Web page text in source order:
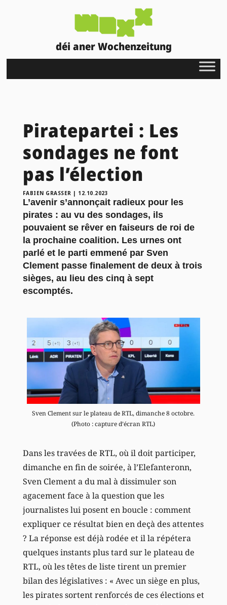
déi aner Wochenzeitung
Piratepartei : Les
sondages ne font
pas l’élection
FABIEN GRASSER | 12.10.2023
L’avenir s’annonçait radieux pour les
pirates : au vu des sondages, ils
pouvaient se rêver en faiseurs de roi de
la prochaine coalition. Les urnes ont
parlé et le parti emmené par Sven
Clement passe finalement de deux à trois
sièges, au lieu des cinq à sept
escomptés.
Sven Clement sur le plateau de RTL, dimanche 8 octobre.
(Photo : capture d’écran RTL)
Dans les travées de RTL, où il doit participer,
dimanche en fin de soirée, à l’Elefanteronn,
Sven Clement a du mal à dissimuler son
agacement face à la question que les
journalistes lui posent en boucle : comment
expliquer ce résultat bien en deçà des attentes
? La réponse est déjà rodée et il la répétera
quelques instants plus tard sur le plateau de
RTL, où les têtes de liste tirent un premier
bilan des législatives : « Avec un siège en plus,
les pirates sortent renforcés de ces élections et